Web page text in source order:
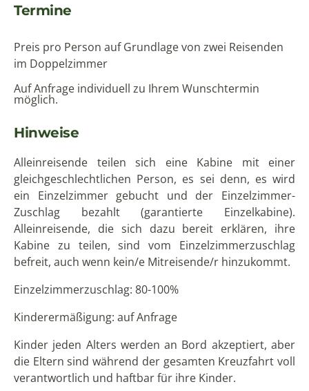
Termine
Preis pro Person auf Grundlage von zwei Reisenden
im Doppelzimmer
Auf Anfrage individuell zu Ihrem Wunschtermin
möglich.
Hinweise
Alleinreisende teilen sich eine Kabine mit einer
gleichgeschlechtlichen Person, es sei denn, es wird
ein Einzelzimmer gebucht und der Einzelzimmer-
Zuschlag bezahlt (garantierte Einzelkabine).
Alleinreisende, die sich dazu bereit erklären, ihre
Kabine zu teilen, sind vom Einzelzimmerzuschlag
befreit, auch wenn kein/e Mitreisende/r hinzukommt.
Einzelzimmerzuschlag: 80-100%
Kinderermäßigung: auf Anfrage
Kinder jeden Alters werden an Bord akzeptiert, aber
die Eltern sind während der gesamten Kreuzfahrt voll
verantwortlich und haftbar für ihre Kinder.